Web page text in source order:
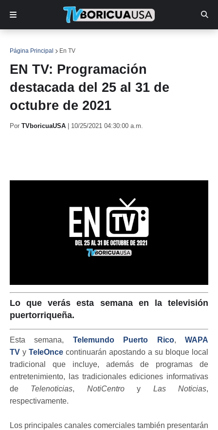
Página Principal En TV
EN TV: Programación
destacada del 25 al 31 de
octubre de 2021
Por TVboricuaUSA 10/25/2021 04:30:00 a.m.
Lo que verás esta semana en la televisión
puertorriqueña.
Esta semana, Telemundo Puerto Rico,WAPA
TV y TeleOnce continuarán apostando a su bloque local
tradicional que incluye, además de programas de
entretenimiento, las tradicionales ediciones informativas
de Telenoticias, NotiCentroy Las Noticias,
respectivamente.
Los principales canales comerciales también presentarán